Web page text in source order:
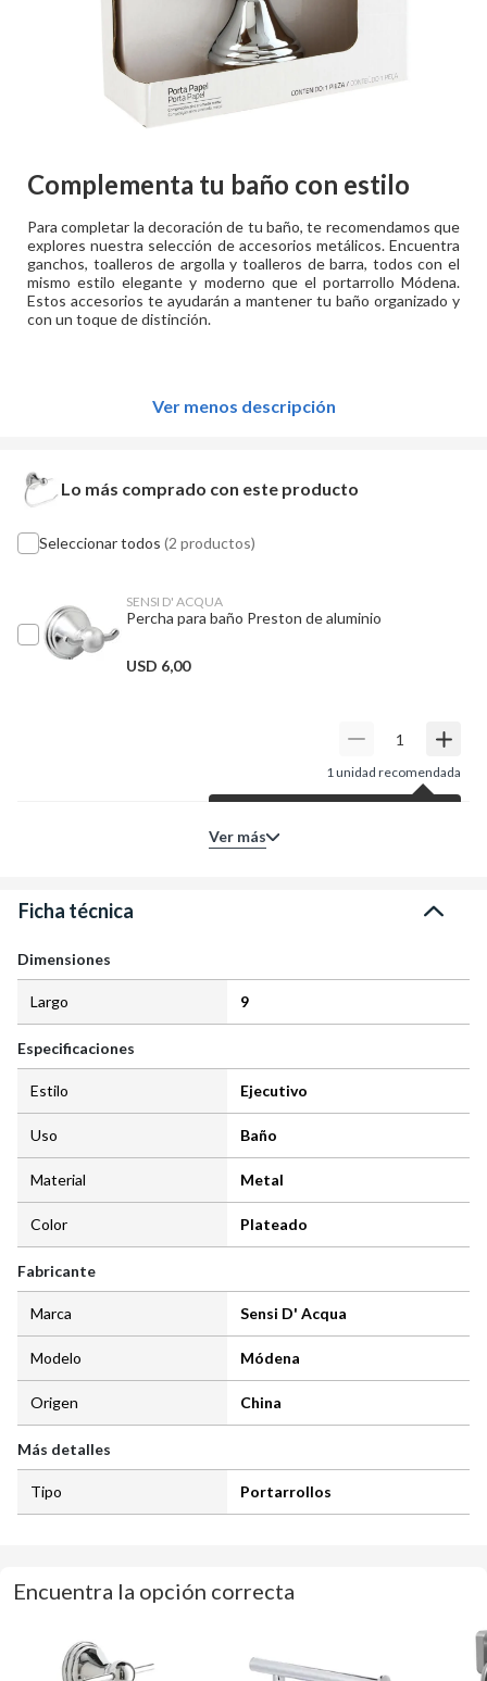
Complementa tu baño con estilo
Para completar la decoración de tu baño, te recomendamos que
explores nuestra selección de accesorios metálicos. Encuentra
ganchos, toalleros de argolla y toalleros de barra, todos con el
mismo estilo elegante y moderno que el portarrollo Módena.
Estos accesorios te ayudarán a mantener tu baño organizado y
con un toque de distinción.
Ver menos descripción
Lo más comprado con este producto
Seleccionar todos (2 productos)
SENSI D' ACQUA
Percha para baño Preston de aluminio
USD 6,00
1unidad recomendada
para tu proyecto te sugerimos
Ver más
Ficha técnica
Dimensiones
Largo 9
Especificaciones
Estilo Ejecutivo
Uso Baño
Material Metal
Color Plateado
Fabricante
Marca Sensi D' Acqua
Modelo Módena
Origen China
Más detalles
Tipo Portarrollos
Encuentra la opción correcta